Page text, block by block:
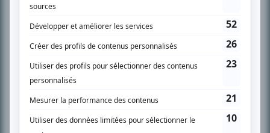
Recherche avancée
À propos
Nous contacter
Termes et conditions
Politique de confidentialité
Gestion du consentement